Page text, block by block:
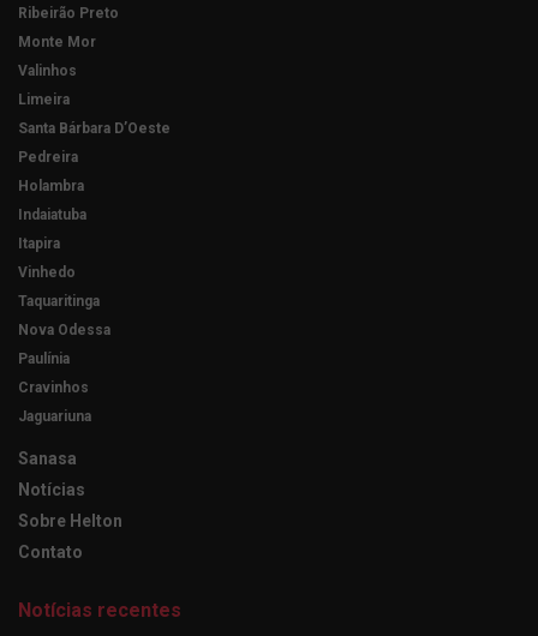
Ribeirão Preto
Monte Mor
Valinhos
Limeira
Santa Bárbara D’Oeste
Pedreira
Holambra
Indaiatuba
Itapira
Vinhedo
Taquaritinga
Nova Odessa
Paulínia
Cravinhos
Jaguariuna
Sanasa
Notícias
Sobre Helton
Contato
Notícias recentes